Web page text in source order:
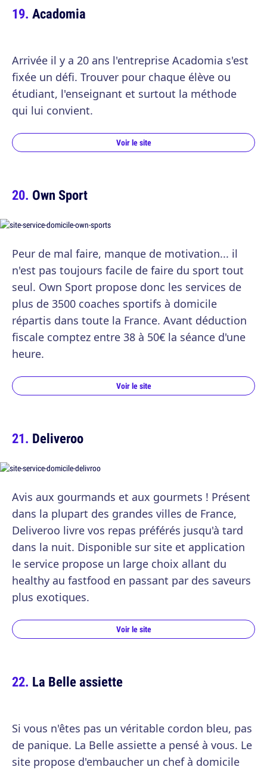
Acadomia
Arrivée il y a 20 ans l'entreprise Acadomia s'est
fixée un défi. Trouver pour chaque élève ou
étudiant, l'enseignant et surtout la méthode
qui lui convient.
Voir le site
Own Sport
Peur de mal faire, manque de motivation... il
n'est pas toujours facile de faire du sport tout
seul. Own Sport propose donc les services de
plus de 3500 coaches sportifs à domicile
répartis dans toute la France. Avant déduction
fiscale comptez entre 38 à 50€ la séance d'une
heure.
Voir le site
Deliveroo
Avis aux gourmands et aux gourmets ! Présent
dans la plupart des grandes villes de France,
Deliveroo livre vos repas préférés jusqu'à tard
dans la nuit. Disponible sur site et application
le service propose un large choix allant du
healthy au fastfood en passant par des saveurs
plus exotiques.
Voir le site
La Belle assiette
Si vous n'êtes pas un véritable cordon bleu, pas
de panique. La Belle assiette a pensé à vous. Le
site propose d'embaucher un chef à domicile